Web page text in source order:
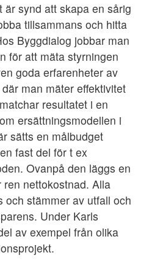
är synd att skapa en sårig
tillsammans och hitta
Byggdialog jobbar man
för att mäta styrningen
goda erfarenheter av
man mäter effektivitet
resultatet i en
ersättningsmodellen i
sätts en målbudget
fast del för t ex
Ovanpå den läggs en
nettokostnad. Alla
och stämmer av utfall och
Under Karls
av exempel från olika